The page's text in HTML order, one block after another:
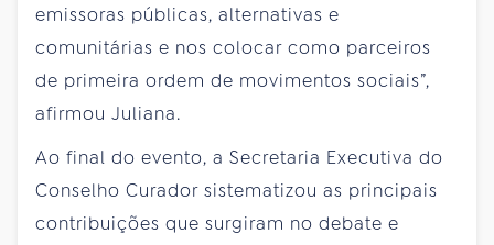
emissoras públicas, alternativas e
comunitárias e nos colocar como parceiros
de primeira ordem de movimentos sociais”,
afirmou Juliana.
Ao final do evento, a Secretaria Executiva do
Conselho Curador sistematizou as principais
contribuições que surgiram no debate e